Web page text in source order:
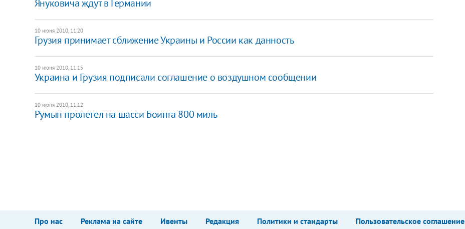
Януковича ждут в Германии
10 июня 2010, 11:20
Грузия принимает сближение Украины и России как данность
10 июня 2010, 11:15
Украина и Грузия подписали соглашение о воздушном сообщении
10 июня 2010, 11:12
Румын пролетел на шасси Боинга 800 миль
Про нас Реклама на сайте Ивенты Редакция Политики и стандарты Пользовательское соглашение